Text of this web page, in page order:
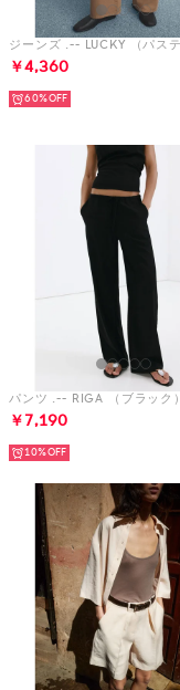
￥4,360
60%
パンツ .-- RIGA （ブラック）
￥7,190
10%